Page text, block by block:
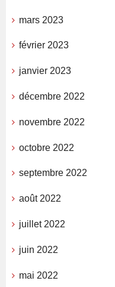
mars 2023
février 2023
janvier 2023
décembre 2022
novembre 2022
octobre 2022
septembre 2022
août 2022
juillet 2022
juin 2022
mai 2022